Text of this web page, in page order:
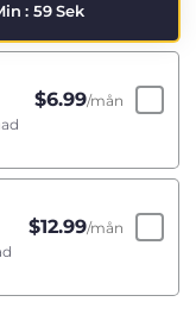
: 59 Sek
$6.99/mån
$12.99/mån